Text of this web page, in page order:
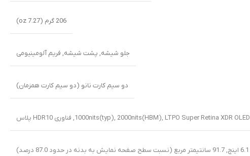
206 گرم (7.27 oz)
جلو شیشه, پشت شیشه, فریم آلومینیومی
دو سیم کارت نانو (دو سیم کارت همزمان)
1000nits(typ), 2000nits(HBM), LTPO Super Retina XDR OLED
, فناوری HDR10 پلاس
6.1 اینچ, 91.7 سانتیمتر مربع (نسبت سطح صفحه نمایش به بدنه در حدود 87.0 درصد)